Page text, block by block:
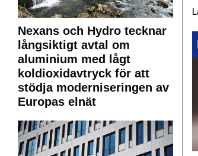
Nexans och Hydro tecknar
långsiktigt avtal om
aluminium med lågt
koldioxidavtryck för att
stödja moderniseringen av
Europas elnät